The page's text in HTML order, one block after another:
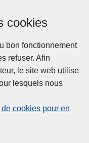
cookies
bon fonctionnement
refuser. Afin
le site web utilise
lesquels nous
cookies pour en